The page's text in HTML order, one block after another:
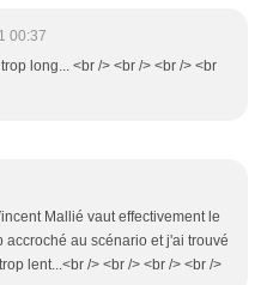
00:37
long... <br /> <br /> <br /> <br
Mallié vaut effectivement le
accroché au scénario et j'ai trouvé
lent...<br /> <br /> <br /> <br />